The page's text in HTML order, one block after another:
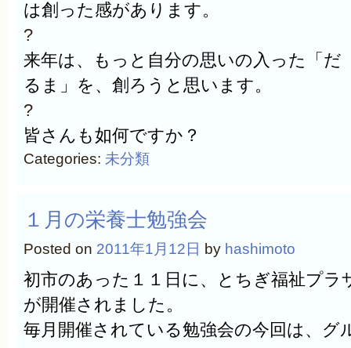
は創った感があります。
?
来年は、もっと自分の思いの入った「だ
るま」を、創ろうと思います。
?
皆さんも如何ですか？
Categories: 未分類
１月の栄養士勉強会
Posted on 2011年1月12日 by hashimoto
初市のあった１１日に、とちぎ福祉プラ
が開催されました。
毎月開催されている勉強会の今回は、グ